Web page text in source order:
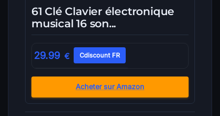
61 Clé Clavier électronique
musical 16 son...
29.99 € Cdiscount FR
Acheter sur Amazon